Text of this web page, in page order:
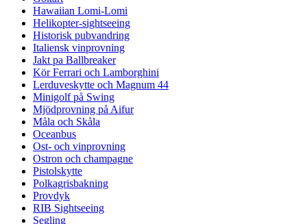
Hawaiian Lomi-Lomi
Helikopter-sightseeing
Historisk pubvandring
Italiensk vinprovning
Jakt pa Ballbreaker
Kör Ferrari och Lamborghini
Lerduveskytte och Magnum 44
Minigolf på Swing
Mjödprovning på Aifur
Måla och Skåla
Oceanbus
Ost- och vinprovning
Ostron och champagne
Pistolskytte
Polkagrisbakning
Provdyk
RIB Sightseeing
Segling